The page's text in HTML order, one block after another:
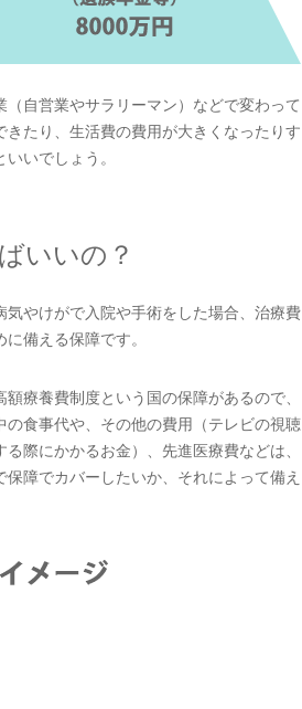
自営業やサラリーマン）などで変わって
たり、生活費の費用が大きくなったりす
いでしょう。
いいの？
やけがで入院や手術をした場合、治療費
備える保障です。
療養費制度という国の保障があるので、
食事代や、その他の費用（テレビの視聴
際にかかるお金）、先進医療費などは、
障でカバーしたいか、それによって備え